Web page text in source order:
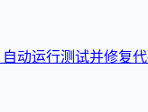
动运行测试并修复代